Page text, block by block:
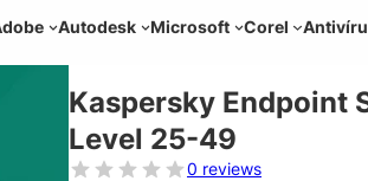
Autodesk Microsoft Corel
Kaspersky Endpoint
Level 25-49
0 reviews